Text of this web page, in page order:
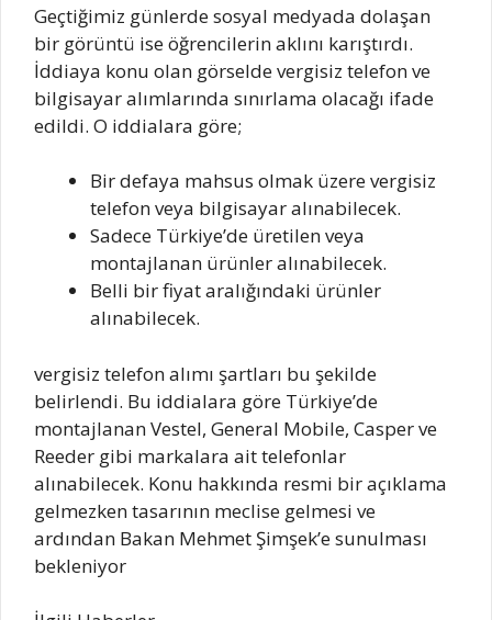
Geçtiğimiz günlerde sosyal medyada dolaşan
bir görüntü ise öğrencilerin aklını karıştırdı.
İddiaya konu olan görselde vergisiz telefon ve
bilgisayar alımlarında sınırlama olacağı ifade
edildi. O iddialara göre;
Bir defaya mahsus olmak üzere vergisiz
telefon veya bilgisayar alınabilecek.
Sadece Türkiye’de üretilen veya
montajlanan ürünler alınabilecek.
Belli bir fiyat aralığındaki ürünler
alınabilecek.
vergisiz telefon alımı şartları bu şekilde
belirlendi. Bu iddialara göre Türkiye’de
montajlanan Vestel, General Mobile, Casper ve
Reeder gibi markalara ait telefonlar
alınabilecek. Konu hakkında resmi bir açıklama
gelmezken tasarının meclise gelmesi ve
ardından Bakan Mehmet Şimşek’e sunulması
bekleniyor